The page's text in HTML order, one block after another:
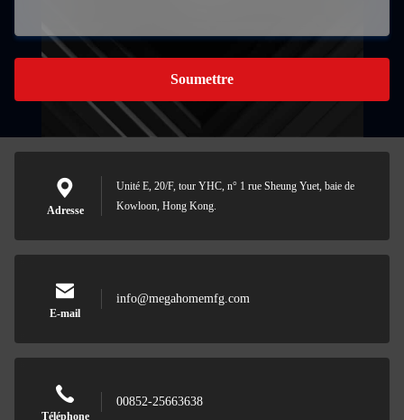
Soumettre
Adresse
Unité E, 20/F, tour YHC, n° 1 rue Sheung Yuet, baie de
Kowloon, Hong Kong.
E-mail
info@megahomemfg.com
Téléphone
00852-25663638